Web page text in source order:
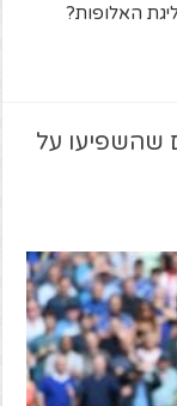
האלופות?
שהשפיעו על